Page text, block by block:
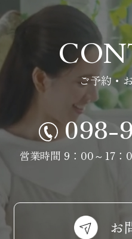
ご予約・
098-
営業時間 9：00～17
お